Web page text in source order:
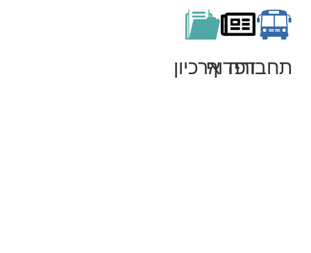
תחבורה
דפדוףארכיון